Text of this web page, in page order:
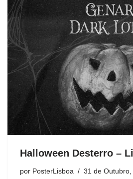
Halloween Desterro –
por PosterLisboa 31 de Outubro,